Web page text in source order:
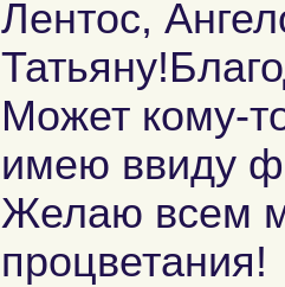
Лентос,
Может кому-
имею ввиду
Желаю всем
процветания!